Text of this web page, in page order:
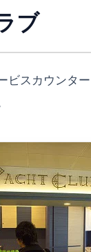
ブ
ビスカウンタ